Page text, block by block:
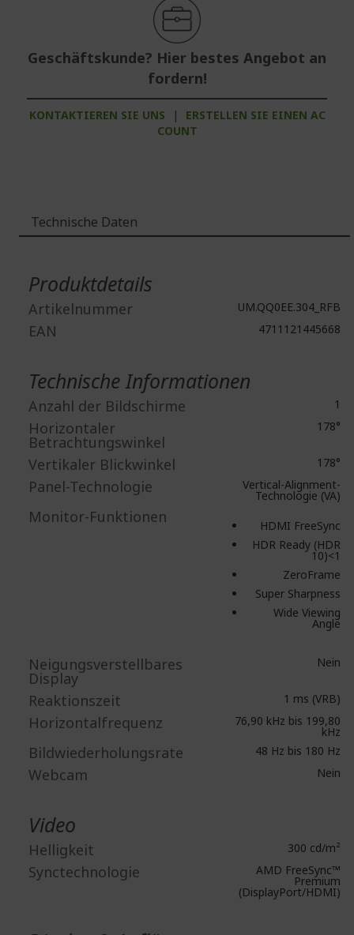
Geschäftskunde? Hier bestes Angebot an
fordern!
KONTAKTIEREN SIE UNS |
ERSTELLEN SIE EINEN AC
COUNT
Technische Daten
Produktdetails
Artikelnummer UM.QQ0EE.304_RFB
EAN 4711121445668
Technische Informationen
Anzahl der Bildschirme 1
Horizontaler
Betrachtungswinkel
178°
Vertikaler Blickwinkel 178°
Panel-Technologie Vertical-Alignment-
Technologie (VA)
Monitor-Funktionen
HDMI FreeSync
HDR Ready (HDR
10)<1
ZeroFrame
Super Sharpness
Wide Viewing
Angle
Neigungsverstellbares
Display
Nein
Reaktionszeit 1 ms (VRB)
Horizontalfrequenz 76,90 kHz bis 199,80
kHz
Bildwiederholungsrate 48 Hz bis 180 Hz
Webcam Nein
Video
Helligkeit 300 cd/m²
Synctechnologie AMD FreeSync™
Premium
(DisplayPort/HDMI)